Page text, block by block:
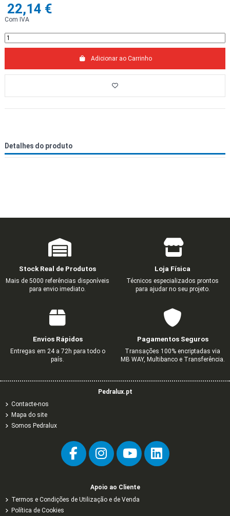
22,14 €
Com IVA
Adicionar ao Carrinho
Detalhes do produto
Stock Real de Produtos
Mais de 5000 referências disponíveis
para envio imediato.
Loja Física
Técnicos especializados prontos
para ajudar no seu projeto.
Envios Rápidos
Entregas em 24 a 72h para todo o
país.
Pagamentos Seguros
Transações 100% encriptadas via
MB WAY, Multibanco e Transferência.
Pedralux.pt
Contacte-nos
Mapa do site
Somos Pedralux
Apoio ao Cliente
Termos e Condições de Utilização e de Venda
Política de Cookies